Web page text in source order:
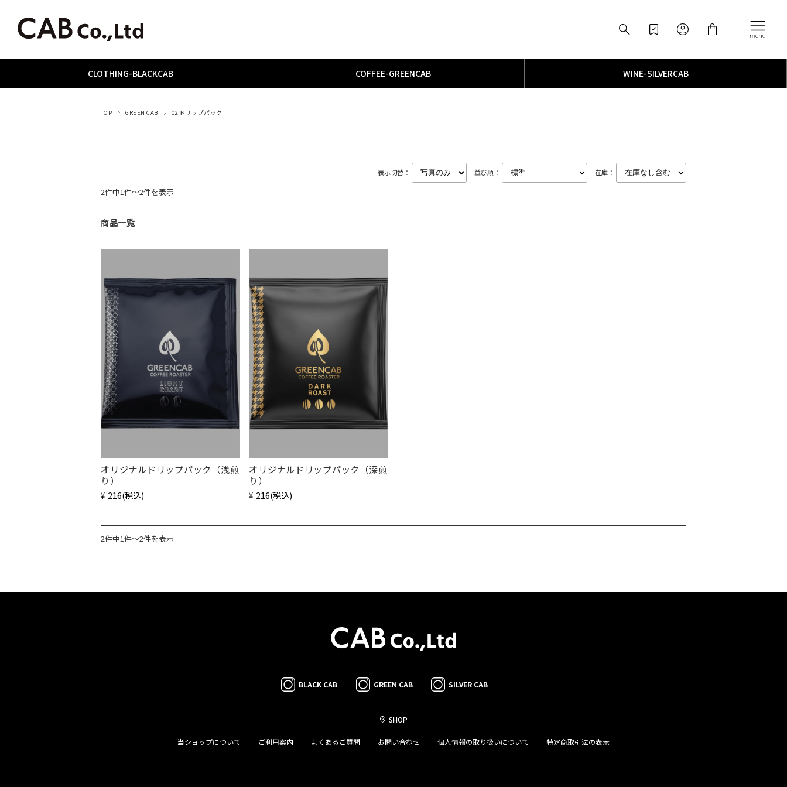
CLOTHING­-­BLACKCAB COFFEE­-­GREENCAB WINE­-­SILVERCAB
TOP GREEN CAB 02 ドリップパック
表示切替： 並び順： 在庫：
2件中1件〜2件を表示
商品一覧
オリジナルドリップパック（浅煎
り）
¥216(税込)
オリジナルドリップパック（深煎
り）
¥216(税込)
2件中1件〜2件を表示
BLACK CAB GREEN CAB SILVER CAB
SHOP
当ショップについて ご利用案内 よくあるご質問 お問い合わせ 個人情報の取り扱いについて 特定商取引法の表示